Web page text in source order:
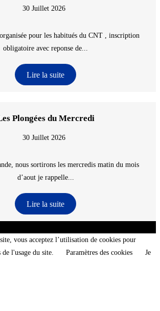
30 Juillet 2026
pour les habitués du CNT , inscription
obligatoire avec reponse de...
Lire la suite
Plongées du Mercredi
30 Juillet 2026
nous sortirons les mercredis matin du mois
d’aout je rappelle...
Lire la suite
vous acceptez l’utilisation de cookies pour
de l'usage du site.
Paramètres des cookies
Je